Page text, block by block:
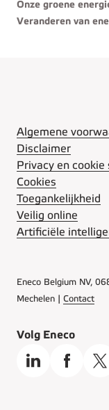
Onze groene
Veranderen van
Algemene
Disclaimer
Privacy en
Cookies
Toegankelijkheid
Veilig online
Artificiële
Eneco Belgium NV,
Mechelen | Contact
Volg Eneco